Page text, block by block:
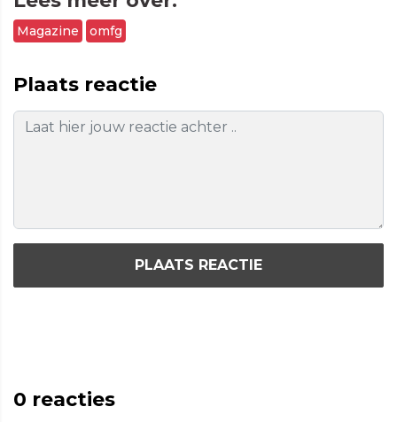
Magazine omfg
Plaats reactie
PLAATS REACTIE
0 reacties